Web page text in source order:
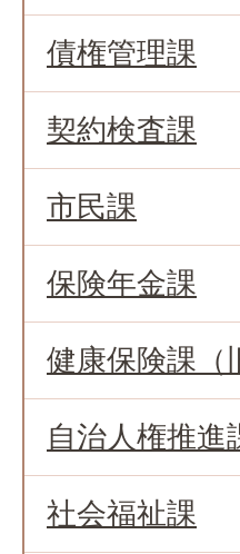
債権管理課
契約検査課
市民課
保険年金課
健康保険課
自治人権推進
社会福祉課